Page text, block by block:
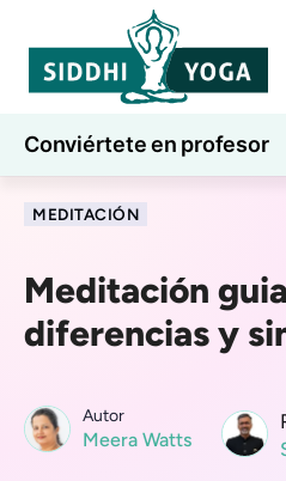
Conviértete en profesor
7 días de bienestar
MEDITACIÓN
Meditación
diferencias y
Autor
Meera Watts